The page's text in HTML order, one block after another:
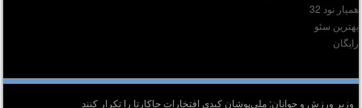
نود 32
سئو
وزیر ورزش و جوانان: ملی‌پوشان کبدی افتخارات جاکارتا را تکرار کنند